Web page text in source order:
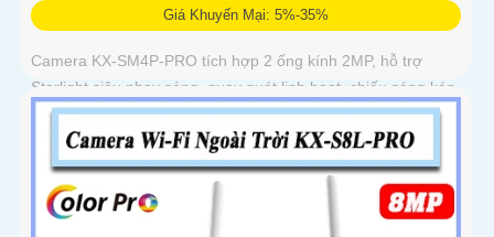
Giá Khuyến Mại: 5%-35%
Camera KX-SM4P-PRO tích hợp 2 ống kính 2MP, hỗ trợ
Starlight siêu nhạy sáng, quay quét linh hoạt, chiếu sáng kép
thông minh và LED ánh sáng ấm 30m. Công nghệ AI-ISP kết
hợp cảm biến lớn tối ưu hình ảnh ban đêm